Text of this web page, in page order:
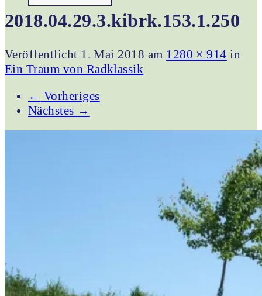
2018.04.29.3.kibrk.153.1.250
Veröffentlicht 1. Mai 2018 am 1280 × 914 in
Ein Traum von Radklassik
← Vorheriges
Nächstes →